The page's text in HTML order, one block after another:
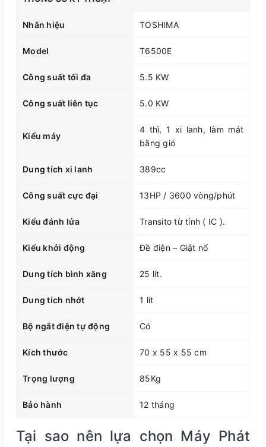
Nhãn hiệu TOSHIMA
Model T6500E
Công suất tối đa 5.5 KW
Công suất liên tục 5.0 KW
Kiểu máy
4 thì, 1 xi lanh, làm mát
bằng gió
Dung tích xi lanh 389cc
Công suất cực đại 13HP / 3600 vòng/phút
Kiểu đánh lửa Transito từ tính ( IC ).
Kiểu khởi động Đề điện – Giật nổ
Dung tích bình xăng 25 lít.
Dung tích nhớt 1 lít
Bộ ngắt điện tự động Có
Kích thước 70 x 55 x 55 cm
Trọng lượng 85Kg
Bảo hành 12 tháng
Tại sao nên lựa chọn Máy Phát